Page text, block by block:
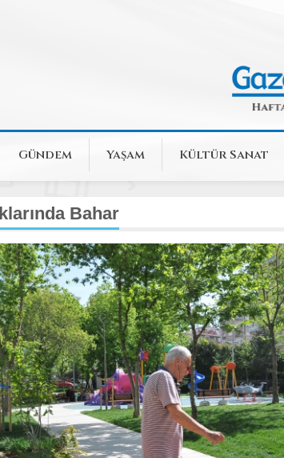
Gündem Yaşam Kültür Sanat
Bahar